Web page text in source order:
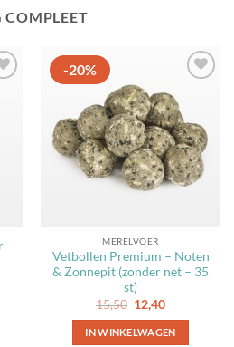
COMPLEET
-20%
Toevoegen
aan
favorieten
MERELVOER
Vetbollen Premium – Noten
& Zonnepit (zonder net – 35
st)
15,50 Oorspronkelijke
prijs
was:
15,50.
12,40Huidige
is:
12,40.
IN WINKELWAGEN